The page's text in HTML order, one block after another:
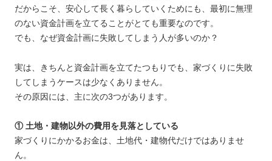
だからこそ、安心して長く暮らしていくためにも、最初に無理
のない資金計画を立てることがとても重要なのです。
でも、なぜ資金計画に失敗してしまう人が多いのか？
実は、きちんと資金計画を立てたつもりでも、家づくりに失敗
してしまうケースは少なくありません。
その原因には、主に次の3つがあります。
① 土地・建物以外の費用を見落としている
家づくりにかかるお金は、土地代・建物代だけではありませ
ん。